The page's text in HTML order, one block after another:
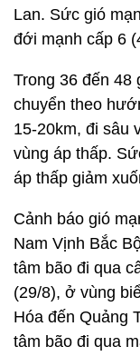
Lan. Sức gió
đới mạnh cấp 6
Trong 36 đến 48
chuyển theo
15-20km, đi sâu
vùng áp thấp.
áp thấp giảm
Cảnh báo gió
Nam Vịnh Bắc
tâm bão đi qua
(29/8), ở vùng
Hóa đến Quảng
tâm bão đi qua